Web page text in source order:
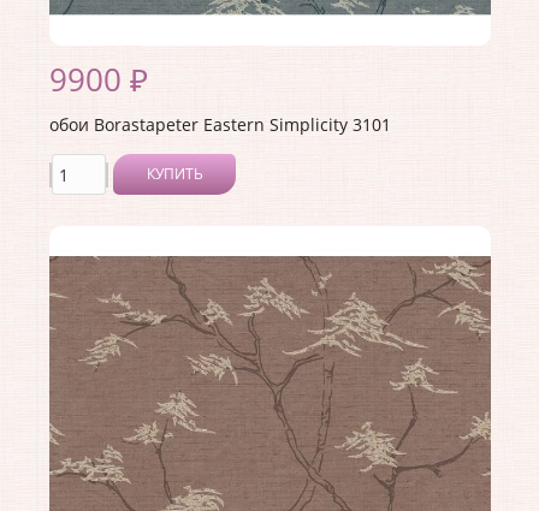
9900 ₽
обои Borastapeter Eastern Simplicity 3101
КУПИТЬ
Eastern Simplicity
Длина рулона:10.05
Ширина рулона:0.53
Материал покрытия:Без покрытия
Страна:Швеция
Материал основы:Флизелин